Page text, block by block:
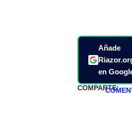
Añade
en
COMPARTE: